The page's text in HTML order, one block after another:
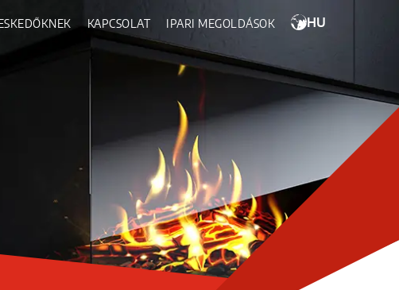
KAPCSOLAT IPARI MEGOLDÁSOK HU